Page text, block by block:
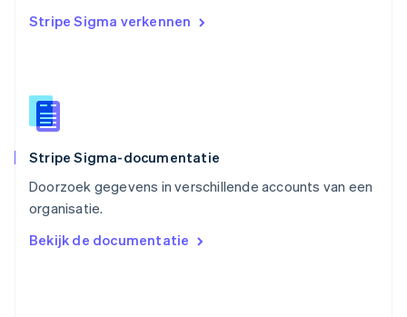
Stripe Sigma verkennen
Stripe Sigma-documentatie
Doorzoek gegevens in verschillende accounts van een
organisatie.
Bekijk de documentatie
EnglishItaliano
Español
Thailand
Tsjechië
Vasteland van China
简体中文English
English